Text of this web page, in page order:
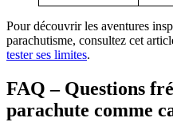
Pour découvrir les aventures
parachutisme, consultez cet
tester ses limites.
FAQ – Questions
parachute comme